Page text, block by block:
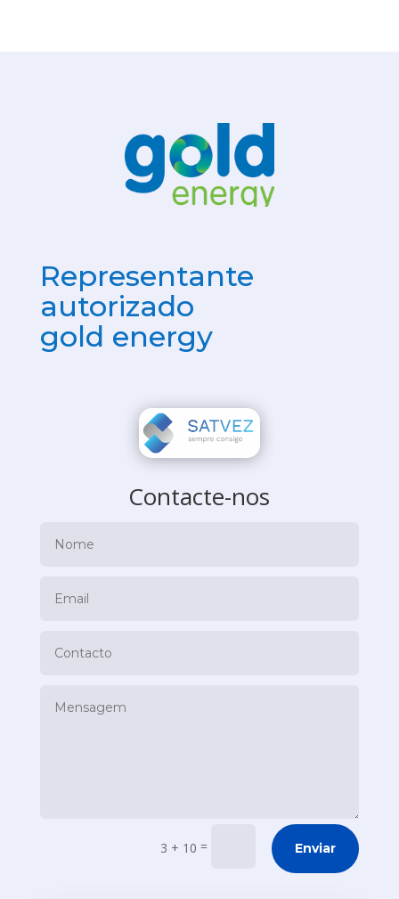
Representante
autorizado
gold energy
Contacte-nos
3 + 10 = Enviar